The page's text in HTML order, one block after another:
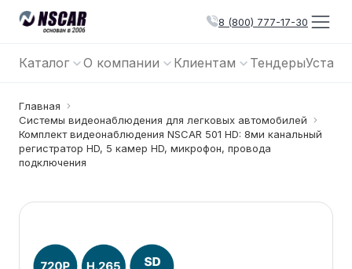
8 (800) 777-17-30
Каталог О компании Клиентам Тендеры
Главная
Системы видеонаблюдения для легковых автомобилей
Комплект видеонаблюдения NSCAR 501 HD: 8ми канальный
регистратор HD, 5 камер HD, микрофон, провода
подключения